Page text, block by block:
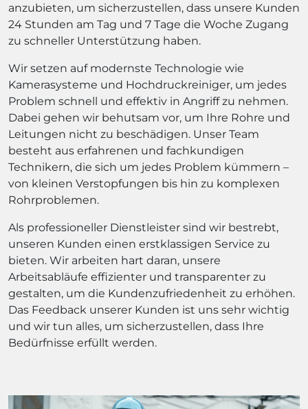
anzubieten, um sicherzustellen, dass unsere Kunden
24 Stunden am Tag und 7 Tage die Woche Zugang
zu schneller Unterstützung haben.
Wir setzen auf modernste Technologie wie
Kamerasysteme und Hochdruckreiniger, um jedes
Problem schnell und effektiv in Angriff zu nehmen.
Dabei gehen wir behutsam vor, um Ihre Rohre und
Leitungen nicht zu beschädigen. Unser Team
besteht aus erfahrenen und fachkundigen
Technikern, die sich um jedes Problem kümmern –
von kleinen Verstopfungen bis hin zu komplexen
Rohrproblemen.
Als professioneller Dienstleister sind wir bestrebt,
unseren Kunden einen erstklassigen Service zu
bieten. Wir arbeiten hart daran, unsere
Arbeitsabläufe effizienter und transparenter zu
gestalten, um die Kundenzufriedenheit zu erhöhen.
Das Feedback unserer Kunden ist uns sehr wichtig
und wir tun alles, um sicherzustellen, dass Ihre
Bedürfnisse erfüllt werden.